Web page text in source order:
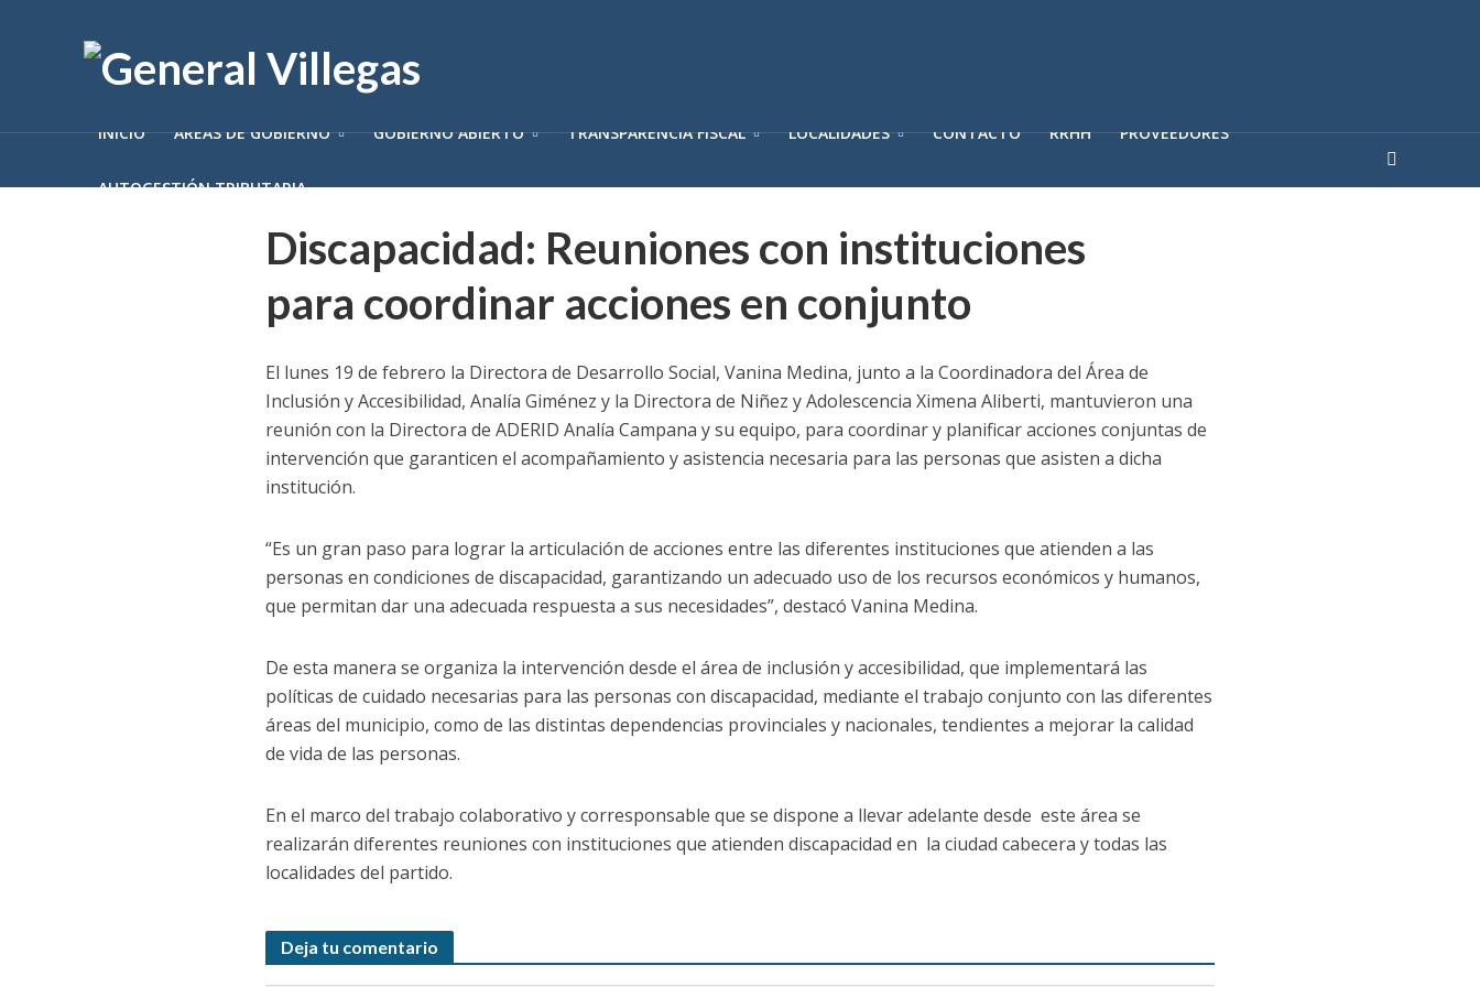
INICIO ÁREAS DE GOBIERNO GOBIERNO ABIERTO TRANSPARENCIA FISCAL LOCALIDADES CONTACTO RRHH PROVEEDORES
AUTOGESTIÓN TRIBUTARIA
Discapacidad: Reuniones con instituciones
para coordinar acciones en conjunto
El lunes 19 de febrero la Directora de Desarrollo Social, Vanina Medina, junto a la Coordinadora del Área de
Inclusión y Accesibilidad, Analía Giménez y la Directora de Niñez y Adolescencia Ximena Aliberti, mantuvieron una
reunión con la Directora de ADERID Analía Campana y su equipo, para coordinar y planificar acciones conjuntas de
intervención que garanticen el acompañamiento y asistencia necesaria para las personas que asisten a dicha
institución.
“Es un gran paso para lograr la articulación de acciones entre las diferentes instituciones que atienden a las
personas en condiciones de discapacidad, garantizando un adecuado uso de los recursos económicos y humanos,
que permitan dar una adecuada respuesta a sus necesidades”, destacó Vanina Medina.
De esta manera se organiza la intervención desde el área de inclusión y accesibilidad, que implementará las
políticas de cuidado necesarias para las personas con discapacidad, mediante el trabajo conjunto con las diferentes
áreas del municipio, como de las distintas dependencias provinciales y nacionales, tendientes a mejorar la calidad
de vida de las personas.
En el marco del trabajo colaborativo y corresponsable que se dispone a llevar adelante desde este área se
realizarán diferentes reuniones con instituciones que atienden discapacidad en la ciudad cabecera y todas las
localidades del partido.
Deja tu comentario